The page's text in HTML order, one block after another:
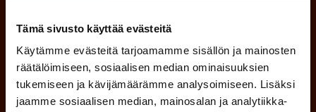
Tämä sivusto käyttää evästeitä
Käytämme evästeitä tarjoamamme sisällön ja mainosten
räätälöimiseen, sosiaalisen median ominaisuuksien
tukemiseen ja kävijämäärämme analysoimiseen. Lisäksi
jaamme sosiaalisen median, mainosalan ja analytiikka-
k
o
SUOMI RUOTSI
Hyväksyn tietojeni tallentamisen ja käsittelyn
SAK:n viestintärekisterinmukaisesti *